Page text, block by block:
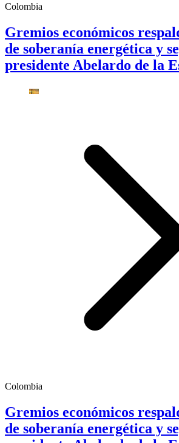
Colombia
Gremios económicos
de soberanía energética y
presidente Abelardo de la
Colombia
Gremios económicos
de soberanía energética y